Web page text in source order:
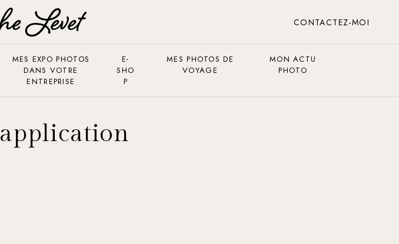
CONTACTEZ-MOI
MES EXPO PHOTOS
DANS VOTRE
ENTREPRISE
E-
SHO
P
MES PHOTOS DE
VOYAGE
MON ACTU
PHOTO
application